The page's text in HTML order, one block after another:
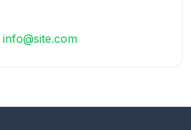
info@site.com